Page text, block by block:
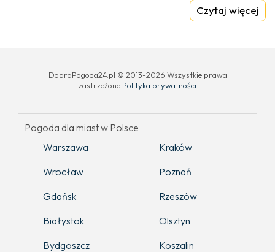
Czytaj więcej
DobraPogoda24.pl © 2013-2026 Wszystkie prawa
zastrzeżone Polityka prywatności
Pogoda dla miast w Polsce
Warszawa
Kraków
Wrocław
Poznań
Gdańsk
Rzeszów
Białystok
Olsztyn
Bydgoszcz
Koszalin